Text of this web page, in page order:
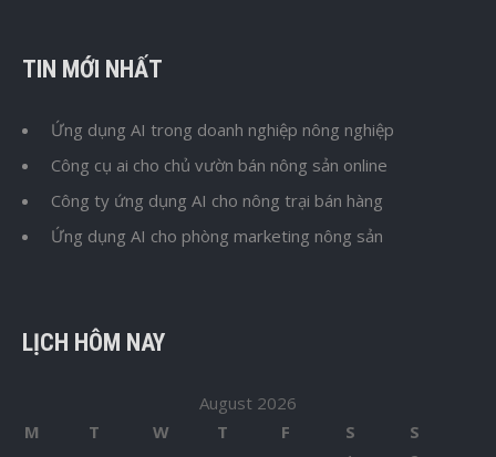
TIN MỚI NHẤT
Ứng dụng AI trong doanh nghiệp nông nghiệp
Công cụ ai cho chủ vườn bán nông sản online
Công ty ứng dụng AI cho nông trại bán hàng
Ứng dụng AI cho phòng marketing nông sản
LỊCH HÔM NAY
August 2026
M
T W T F S
S